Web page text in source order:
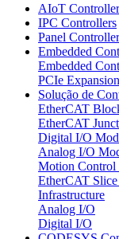
AIoT
IPC Controllers
Panel
Embedded
Embedded
PCIe
Solução de
EtherCAT
EtherCAT
Digital I/O
Analog I/O
Motion Control
EtherCAT
Infrastructure
Analog I/O
Digital I/O